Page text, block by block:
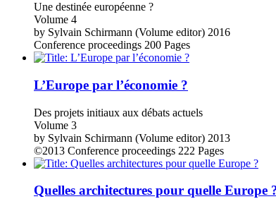
Une destinée européenne ?
Volume 4
by Sylvain Schirmann (Volume editor) 2016
Conference proceedings 200 Pages
L’Europe par l’économie ?
Des projets initiaux aux débats actuels
Volume 3
by Sylvain Schirmann (Volume editor) 2013
©2013 Conference proceedings 222 Pages
Quelles architectures pour quelle Europe